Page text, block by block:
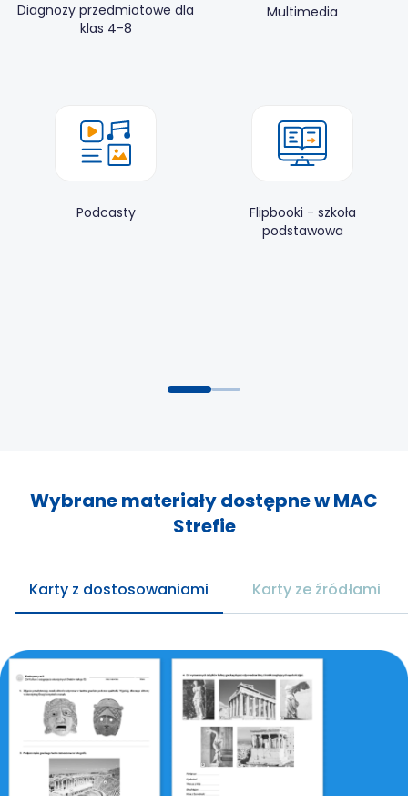
Diagnozy przedmiotowe dla
klas 4-8
Multimedia
Podcasty
Flipbooki - szkoła
podstawowa
Wybrane materiały dostępne w MAC
Strefie
Karty z dostosowaniami Karty ze źródłami